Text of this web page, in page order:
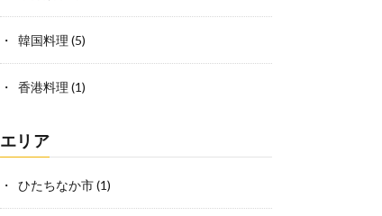
韓国料理 (5)
香港料理 (1)
エリア
ひたちなか市(1)